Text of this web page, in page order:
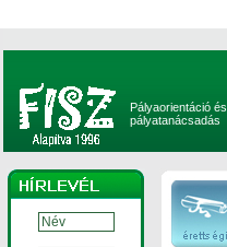
Pályaorientáció és
pályatanácsadás